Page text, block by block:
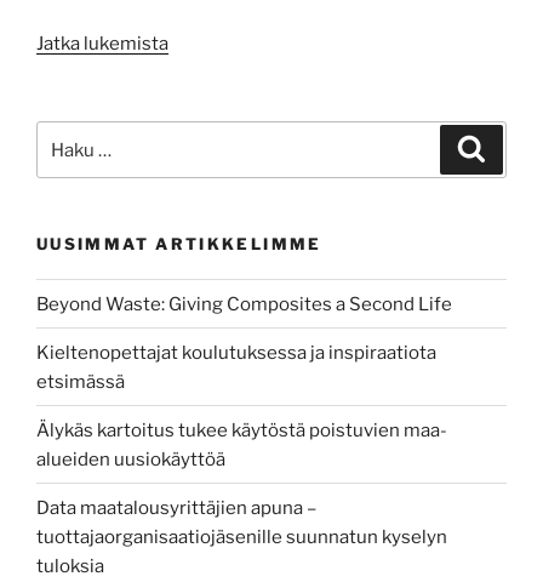
Jatka lukemista”Strategia
UUSIMMAT ARTIKKELIMME
Beyond Waste: Giving Composites a Second Life
Kieltenopettajat koulutuksessa ja inspiraatiota
etsimässä
Älykäs kartoitus tukee käytöstä poistuvien maa-
alueiden uusiokäyttöä
Data maatalousyrittäjien apuna –
tuottajaorganisaatiojäsenille suunnatun kyselyn
tuloksia